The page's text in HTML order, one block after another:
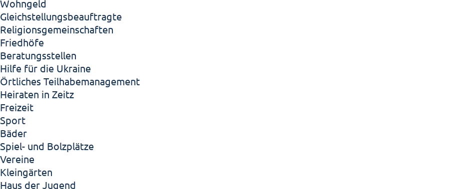
Wohngeld
Gleichstellungsbeauftragte
Religionsgemeinschaften
Friedhöfe
Beratungsstellen
Hilfe für die Ukraine
Örtliches Teilhabemanagement
Heiraten in Zeitz
Freizeit
Sport
Bäder
Spiel- und Bolzplätze
Vereine
Kleingärten
Haus der Jugend